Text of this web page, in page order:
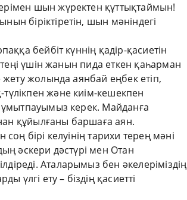
шын жүректен құттықтаймын!
біріктіретін, шын мәніндегі
бейбіт күннің қадір-қасиетін
үшін жанын пида еткен қаһарман
жету жолында аянбай еңбек етіп,
және киім-кешекпен
ұмытпауымыз керек. Майданға
құйылғаны баршаға аян.
бірі келуінің тарихи терең мәні
әскери дәстүрі мен Отан
Аталарымыз бен әкелеріміздің
үлгі ету – біздің қасиетті